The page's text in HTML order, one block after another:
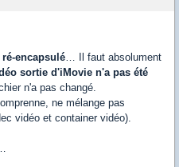
ré-encapsulé … Il faut absolument
sortie d'iMovie n'a pas été
n'a pas changé.
ne mélange pas
vidéo et container vidéo).